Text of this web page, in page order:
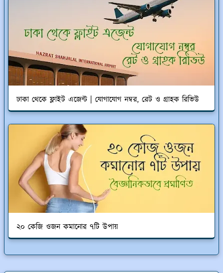
ঢাকা থেকে ফ্লাইট এজেন্ট | যোগাযোগ নম্বর, রেট ও গ্রাহক রিভিউ
২০ কেজি ওজন কমানোর ৭টি উপায়